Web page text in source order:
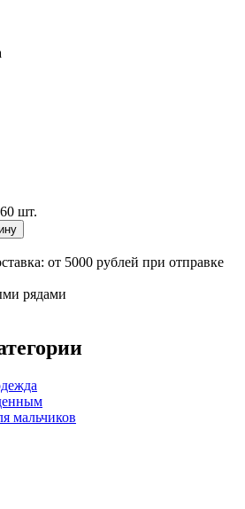
60 шт.
от 5000 рублей при отправке
рядами
мальчиков